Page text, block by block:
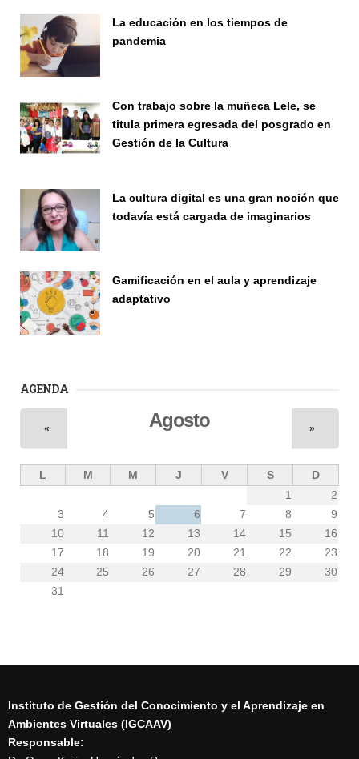
La educación en los tiempos de
pandemia
Con trabajo sobre la muñeca Lele, se
titula primera egresada del posgrado en
Gestión de la Cultura
La cultura digital es una gran noción que
todavía está cargada de imaginarios
Gamificación en el aula y aprendizaje
adaptativo
AGENDA
Agosto
« »
L M M J V S
D
1
2
3
4 5 6 7 8
9
10
11 12 13 14 15
16
17
18 19 20 21 22
23
24
25 26 27 28 29
30
31
Instituto de Gestión del Conocimiento y el Aprendizaje en
Ambientes Virtuales (IGCAAV)
Responsable: